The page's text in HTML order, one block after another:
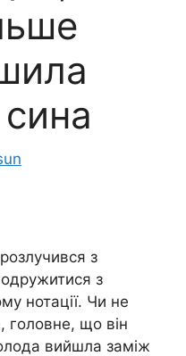
з
з
нотації. Чи не
що він
вийшла заміж